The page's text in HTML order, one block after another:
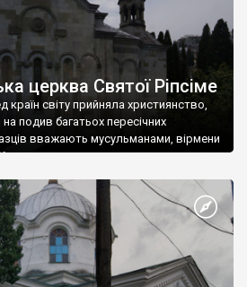
церква Святої Ріпсіме
країн світу прийняла християнство,
подив багатьох пересічних
вважають мусульманами, вірмени